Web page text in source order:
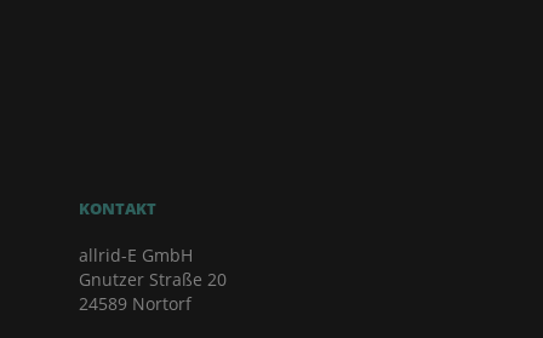
KONTAKT
allrid-E GmbH
Gnutzer Straße 20
24589 Nortorf